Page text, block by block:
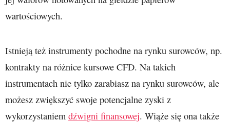
wartościowych.
Istnieją też instrumenty pochodne na rynku surowców, np.
kontrakty na różnice kursowe CFD. Na takich
instrumentach nie tylko zarabiasz na rynku surowców, ale
możesz zwiększyć swoje potencjalne zyski z
wykorzystaniem dźwigni finansowej. Wiąże się ona także